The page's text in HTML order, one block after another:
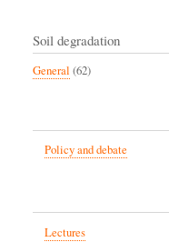
Soil degradation
General (62)
Policy and debate
Lectures